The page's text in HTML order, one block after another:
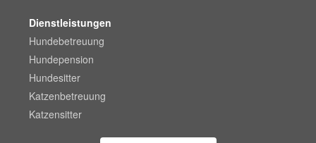
Dienstleistungen
Hundebetreuung
Hundepension
Hundesitter
Katzenbetreuung
Katzensitter